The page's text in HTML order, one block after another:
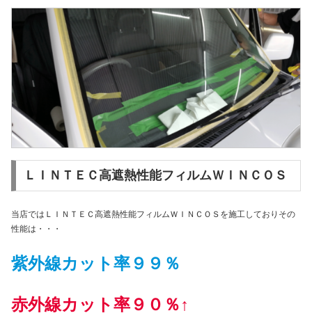
ＬＩＮＴＥＣ高遮熱性能フィルムＷＩＮＣＯＳ
当店ではＬＩＮＴＥＣ高遮熱性能フィルムＷＩＮＣＯＳを施工しておりその
性能は・・・
紫外線カット率９９％
赤外線カット率９０％↑